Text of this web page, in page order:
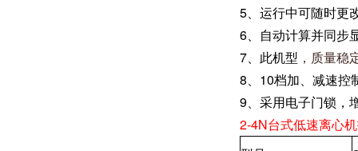
5、运行中可随时更
6、自动计算并同步
7、此机型 ，质量
8、10档加、减速控
9、采用电子门锁，
2-4N台式低速离心